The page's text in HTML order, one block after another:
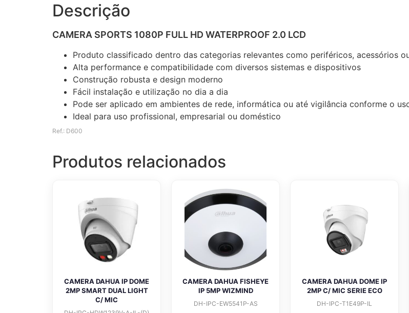
Descrição
CAMERA SPORTS 1080P FULL HD WATERPROOF 2.0 LCD
Produto classificado dentro das categorias relevantes como periféricos, acessórios
Alta performance e compatibilidade com diversos sistemas e dispositivos
Construção robusta e design moderno
Fácil instalação e utilização no dia a dia
Pode ser aplicado em ambientes de rede, informática ou até vigilância conforme o
Ideal para uso profissional, empresarial ou doméstico
Ref.: D600
Produtos relacionados
CAMERA DAHUA IP DOME
2MP SMART DUAL LIGHT
C/ MIC
CAMERA DAHUA FISHEYE
IP 5MP WIZMIND
DH-IPC-EW5541P-AS
CAMERA DAHUA DOME IP
2MP C/ MIC SERIE ECO
DH-IPC-T1E49P-IL